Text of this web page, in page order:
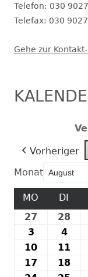
Telefon: 030
Telefax: 030
Gehe zur
Vorheriger
Monat
MO MONTAG
DI
27
2026
28
3
August
2026
44.
10
August
11
17 18